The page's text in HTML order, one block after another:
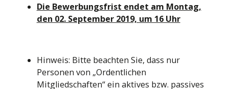
Die Bewerbungsfrist endet am Montag,
den 02. September 2019, um 16 Uhr
Hinweis: Bitte beachten Sie, dass nur
Personen von „Ordentlichen
Mitgliedschaften“ ein aktives bzw. passives